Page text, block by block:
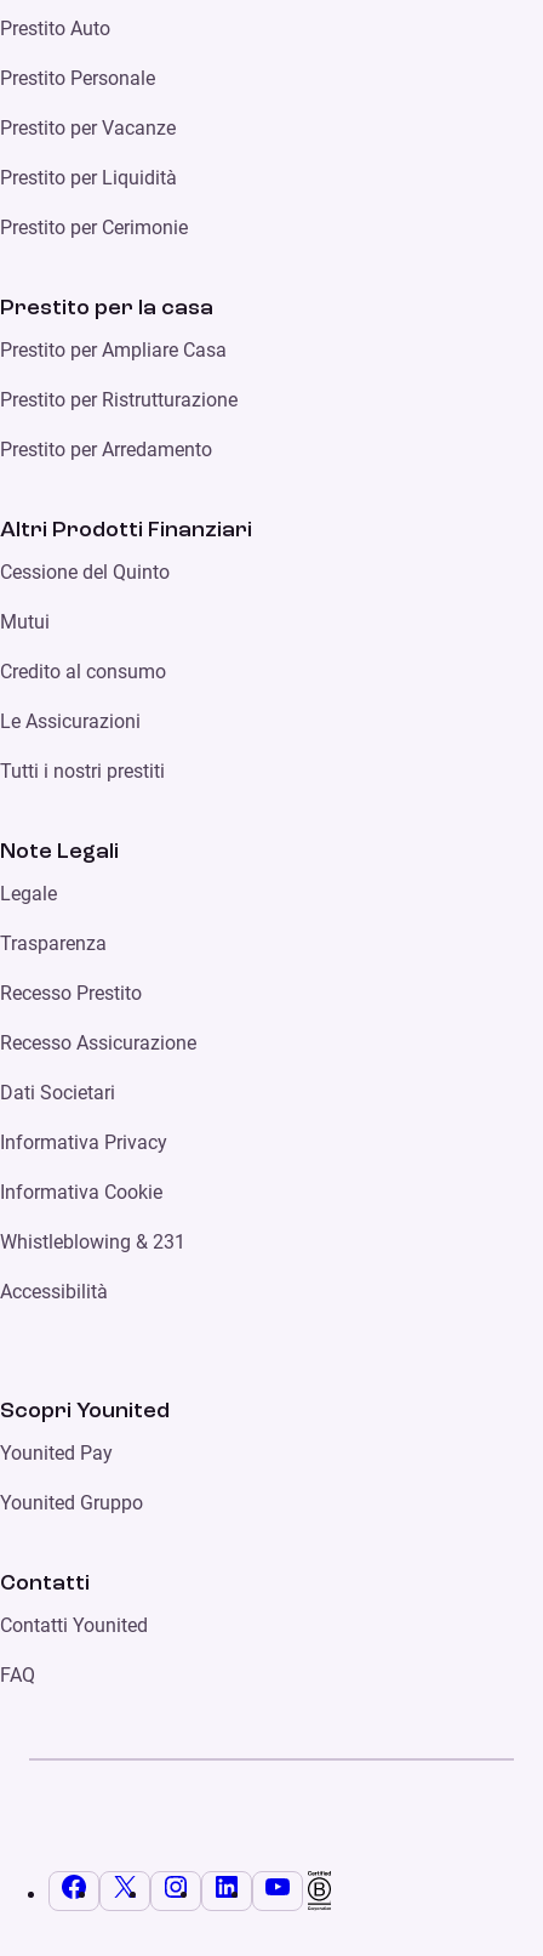
Prestito Auto
Prestito Personale
Prestito per Vacanze
Prestito per Liquidità
Prestito per Cerimonie
Prestito per la casa
Prestito per Ampliare Casa
Prestito per Ristrutturazione
Prestito per Arredamento
Altri Prodotti Finanziari
Cessione del Quinto
Mutui
Credito al consumo
Le Assicurazioni
Tutti i nostri prestiti
Note Legali
Legale
Trasparenza
Recesso Prestito
Recesso Assicurazione
Dati Societari
Informativa Privacy
Informativa Cookie
Whistleblowing & 231
Accessibilità
Scopri Younited
Younited Pay
Younited Gruppo
Contatti
Contatti Younited
FAQ
Facebook
X InstagramLinkedInYouTube